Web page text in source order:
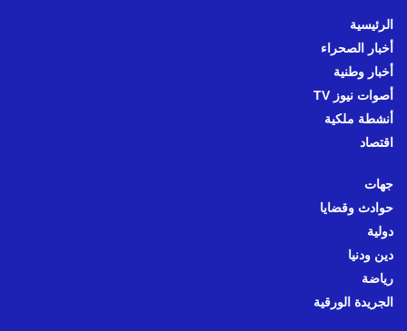
الرئيسية
أخبار الصحراء
أخبار وطنية
أصوات نيوز TV
أنشطة ملكية
اقتصاد
جهات
حوادث وقضايا
دولية
دين ودنيا
رياضة
الجريدة الورقية